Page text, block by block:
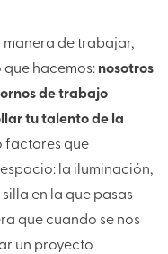
manera de trabajar,
que hacemos: nosotros
de trabajo
tu talento de la
factores que
la iluminación,
en la que pasas
que cuando se nos
un proyecto